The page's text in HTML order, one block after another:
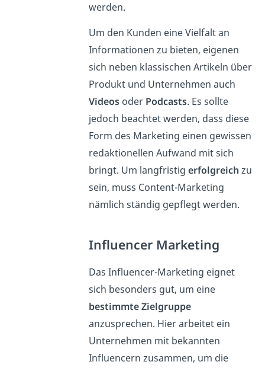
werden.
Um den Kunden eine Vielfalt an
Informationen zu bieten, eigenen
sich neben klassischen Artikeln über
Produkt und Unternehmen auch
Videosoder Podcasts. Es sollte
jedoch beachtet werden, dass diese
Form des Marketing einen gewissen
redaktionellen Aufwand mit sich
bringt. Um langfristig erfolgreich zu
sein, muss Content-Marketing
nämlich ständig gepflegt werden.
Influencer Marketing
Das Influencer-Marketing eignet
sich besonders gut, um eine
bestimmte Zielgruppe
anzusprechen. Hier arbeitet ein
Unternehmen mit bekannten
Influencern zusammen, um die